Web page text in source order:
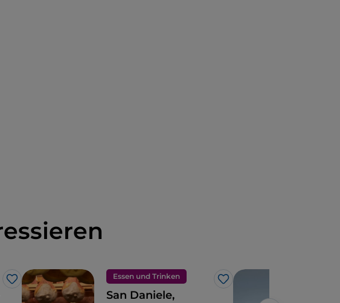
Like
Essen und Trinken
Like
San Daniele,